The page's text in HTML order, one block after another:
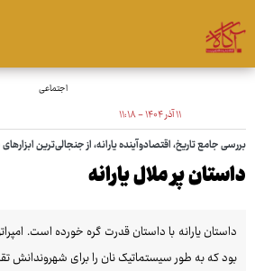
اجتماعی
۱۱ آذر ۱۴۰۴ - ۱۱:۱۸
بررسی جامع تاریخ، اقتصادوآینده یارانه، از جنجالی‌ترین
داستان پر ملال یارانه
داستان یارانه با داستان قدرت گره خورده است.
بود که به طور سیستماتیک نان را برای شهروندانش